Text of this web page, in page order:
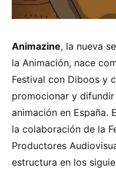
Animazine, la nueva
la Animación, nace
Festival con Diboos y
promocionar y
animación en España.
la colaboración de la
Productores
estructura en los